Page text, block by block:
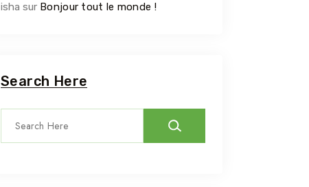
isha sur Bonjour tout le monde !
Search Here